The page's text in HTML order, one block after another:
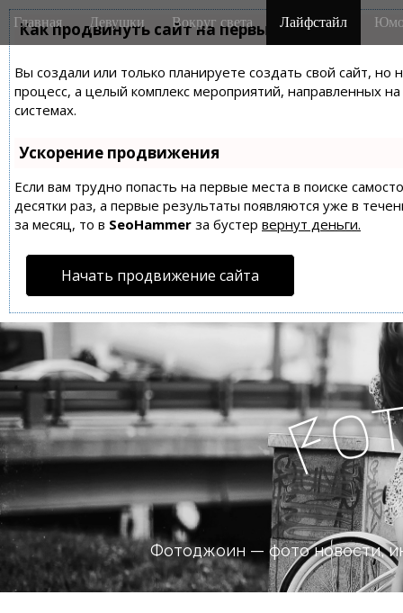
Как продвинуть сайт на первые места?
Вы создали или только планируете создать свой сайт,
процесс, а целый комплекс мероприятий, направленных
системах.
Ускорение продвижения
Если вам трудно попасть на первые места в поиске
десятки раз, а первые результаты появляются уже в
за месяц, то в SeoHammer за бустер вернут деньги.
Начать продвижение сайта
M
a
n
m
e
n
u
i
Главная Девушки Вокруг света Лайфстайл
Fo
Фотоджоин — фото новости,